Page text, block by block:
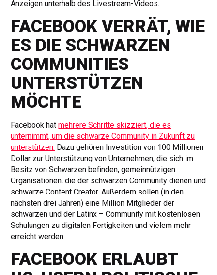
Anzeigen unterhalb des Livestream-Videos.
FACEBOOK VERRÄT, WIE
ES DIE SCHWARZEN
COMMUNITIES
UNTERSTÜTZEN
MÖCHTE
Facebook hatmehrere Schritte skizziert, die es
unternimmt, um die schwarze Community in Zukunft zu
unterstützen. Dazu gehören Investition von 100 Millionen
Dollar zur Unterstützung von Unternehmen, die sich im
Besitz von Schwarzen befinden, gemeinnützigen
Organisationen, die der schwarzen Community dienen und
schwarze Content Creator. Außerdem sollen (in den
nächsten drei Jahren) eine Million Mitglieder der
schwarzen und der Latinx – Community mit kostenlosen
Schulungen zu digitalen Fertigkeiten und vielem mehr
erreicht werden.
FACEBOOK ERLAUBT